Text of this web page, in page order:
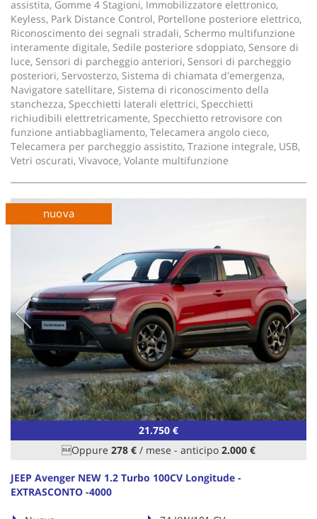
assistita, Gomme 4 Stagioni, Immobilizzatore elettronico,
Keyless, Park Distance Control, Portellone posteriore elettrico,
Riconoscimento dei segnali stradali, Schermo multifunzione
interamente digitale, Sedile posteriore sdoppiato, Sensore di
luce, Sensori di parcheggio anteriori, Sensori di parcheggio
posteriori, Servosterzo, Sistema di chiamata d'emergenza,
Navigatore satellitare, Sistema di riconoscimento della
stanchezza, Specchietti laterali elettrici, Specchietti
richiudibili elettretricamente, Specchietto retrovisore con
funzione antiabbagliamento, Telecamera angolo cieco,
Telecamera per parcheggio assistito, Trazione integrale, USB,
Vetri oscurati, Vivavoce, Volante multifunzione
21.750 €
Oppure 278 € / mese - anticipo 2.000 €
nuova
JEEP Avenger NEW 1.2 Turbo 100CV Longitude -
EXTRASCONTO -4000
Salva
le
impostazioni